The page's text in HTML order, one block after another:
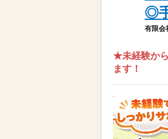
◎
有限会
★未経験か
ます！